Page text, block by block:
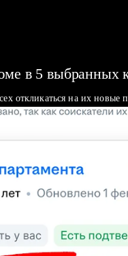
в 5 выбранных
откликаться на их новые